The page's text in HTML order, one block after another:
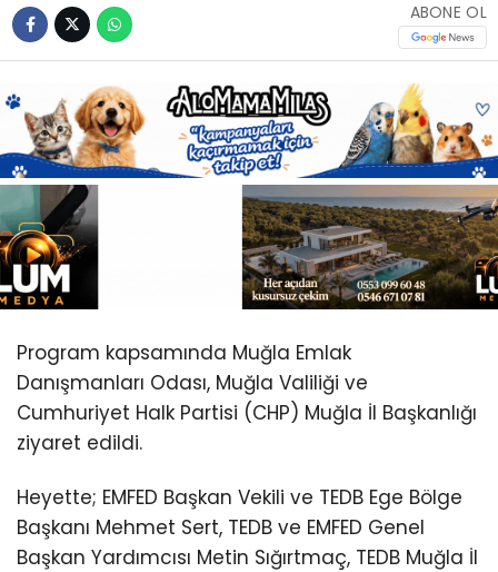
ABONE OL
Program kapsamında Muğla Emlak
Danışmanları Odası, Muğla Valiliği ve
Cumhuriyet Halk Partisi (CHP) Muğla İl Başkanlığı
ziyaret edildi.
Heyette; EMFED Başkan Vekili ve TEDB Ege Bölge
Başkanı Mehmet Sert, TEDB ve EMFED Genel
Başkan Yardımcısı Metin Sığırtmaç, TEDB Muğla İl